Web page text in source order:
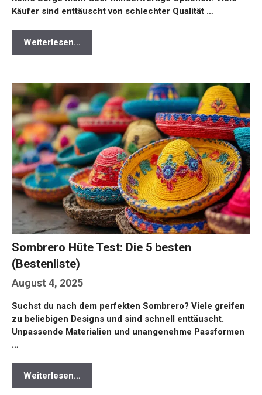
Käufer sind enttäuscht von schlechter Qualität …
Weiterlesen…
August 4, 2025
Sombrero Hüte Test: Die 5 besten
(Bestenliste)
Suchst du nach dem perfekten Sombrero? Viele greifen
zu beliebigen Designs und sind schnell enttäuscht.
Unpassende Materialien und unangenehme Passformen
…
Weiterlesen…